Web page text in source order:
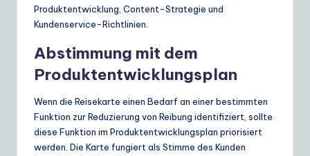
Produktentwicklung, Content-Strategie und
Kundenservice-Richtlinien.
Abstimmung mit dem
Produktentwicklungsplan
Wenn die Reisekarte einen Bedarf an einer bestimmten
Funktion zur Reduzierung von Reibung identifiziert, sollte
diese Funktion im Produktentwicklungsplan priorisiert
werden. Die Karte fungiert als Stimme des Kunden